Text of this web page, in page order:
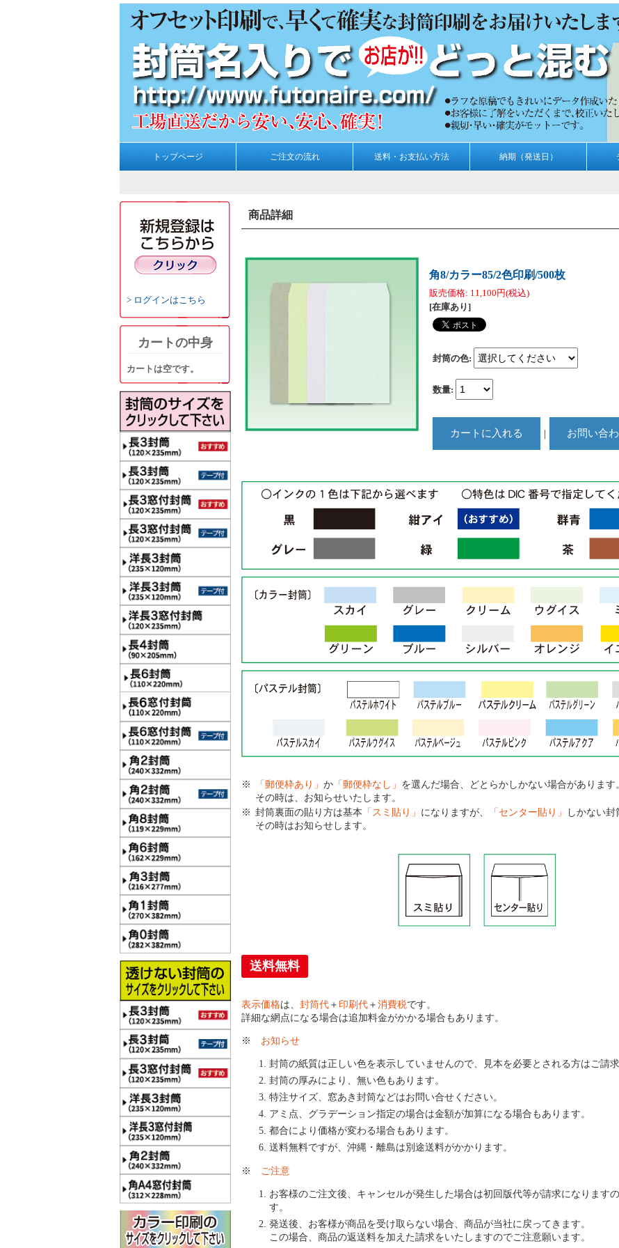
トップページ ご注文の流れ 送料・お支払い方法 納期（発送日）
ログインはこちら
カートの中身
カートは空です。
商品詳細
角8/カラー85/2色印刷/500枚
販売価格: 11,100円(税込)
[在庫あり]
封筒の色:
数量:
｜
「郵便枠あり」 か 「郵便枠なし」 を選んだ場合、どとらかしかない場合があります
その時は、お知らせいたします。
封筒裏面の貼り方は基本 「スミ貼り」 になりますが、 「センター貼り」
しかない封
その時はお知らせします。
送料無料
表示価格は、 封筒代 ＋ 印刷代 ＋ 消費税です。
詳細な網点になる場合は追加料金がかかる場合もあります。
※ お知らせ
封筒の紙質は正しい色を表示していませんので、見本を必要とされる方はご請求
封筒の厚みにより、無い色もあります。
特注サイズ、窓あき封筒などはお問い合せください。
アミ点、グラデーション指定の場合は金額が加算になる場合もあります。
都合により価格が変わる場合もあります。
送料無料ですが、沖縄・離島は別途送料がかかります。
※ ご注意
お客様のご注文後、キャンセルが発生した場合は初回版代等が請求になります
す。
発送後、お客様が商品を受け取らない場合、商品が当社に戻ってきます。
この場合、商品の返送料を加えた請求をいたしますのでご注意願います。